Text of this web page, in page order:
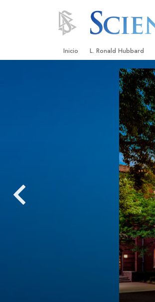
Inicio L. Ronald Hubbard